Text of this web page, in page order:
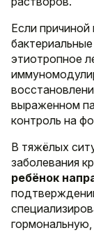
Если
этиотропное
выраженном
контроль на
В тяжёлых
заболевания
ребёнок